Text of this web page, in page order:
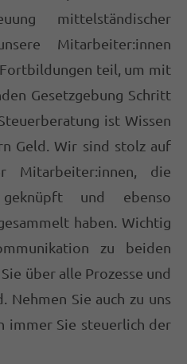
Bürozeiten nach
mbH
amet, consectetuer
eget dolor. Aenean
penatibus et
mittelständischer
Mitarbeiter:innen
teil, um mit
Gesetzgebung Schritt
ist Wissen
Geld. Wir sind stolz auf
Mitarbeiter:innen, die
und ebenso
haben. Wichtig
zu beiden
über alle Prozesse und
Nehmen Sie auch zu uns
immer Sie steuerlich der